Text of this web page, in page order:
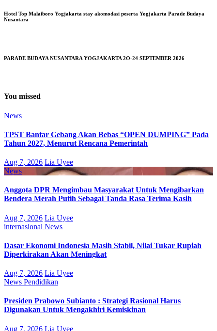
Hotel Top Malaiboro Yogjakarta stay akomodasi peserta Yogjakarta Parade Budaya
Nusantara
PARADE BUDAYA NUSANTARA YOGJAKARTA 2O-24 SEPTEMBER 2026
You missed
News
TPST Bantar Gebang Akan Bebas “OPEN DUMPING” Pada
Tahun 2027, Menurut Rencana Pemerintah
Aug 7, 2026 Lia Uyee
News
Anggota DPR Mengimbau Masyarakat Untuk Mengibarkan
Bendera Merah Putih Sebagai Tanda Rasa Terima Kasih
Aug 7, 2026 Lia Uyee
internasional News
Dasar Ekonomi Indonesia Masih Stabil, Nilai Tukar Rupiah
Diperkirakan Akan Meningkat
Aug 7, 2026 Lia Uyee
News Pendidikan
Presiden Prabowo Subianto : Strategi Rasional Harus
Digunakan Untuk Mengakhiri Kemiskinan
Aug 7, 2026 Lia Uyee